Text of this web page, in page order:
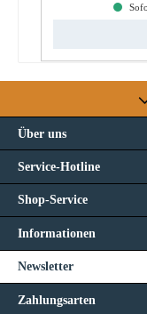
Über uns
Service-Hotline
Shop-Service
Informationen
Newsletter
Zahlungsarten